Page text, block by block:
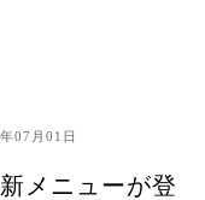
07月01日
メニューが登